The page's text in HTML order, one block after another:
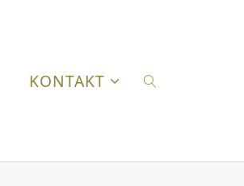
KONTAKT